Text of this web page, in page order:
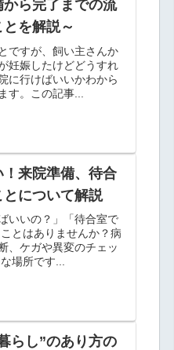
ら完了までの流
を解説～
ですが、飼い主さんか
妊娠したけどどうすれ
に行けばいいかわから
す。この記事...
来院準備、待合
について解説
いいの？」「待合室で
とはありませんか？病
、ケガや異変のチェッ
場所です...
らし”のあり方の